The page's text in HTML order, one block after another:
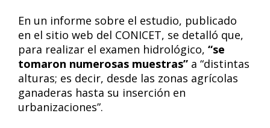
En un informe sobre el estudio, publicado
en el sitio web del CONICET, se detalló que,
para realizar el examen hidrológico, “se
tomaron numerosas muestras” a “distintas
alturas; es decir, desde las zonas agrícolas
ganaderas hasta su inserción en
urbanizaciones”.